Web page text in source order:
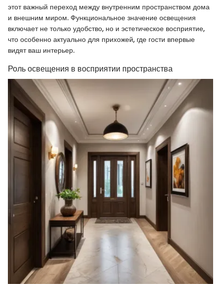
этот важный переход между внутренним пространством дома
и внешним миром. Функциональное значение освещения
включает не только удобство, но и эстетическое восприятие,
что особенно актуально для прихожей, где гости впервые
видят ваш интерьер.
Роль освещения в восприятии пространства